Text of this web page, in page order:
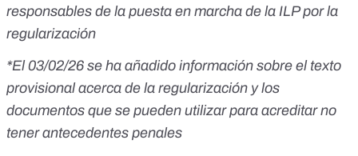
responsables de la puesta en marcha de la ILP por la
regularización
*El 03/02/26 se ha añadido información sobre el texto
provisional acerca de la regularización y los
documentos que se pueden utilizar para acreditar no
tener antecedentes penales